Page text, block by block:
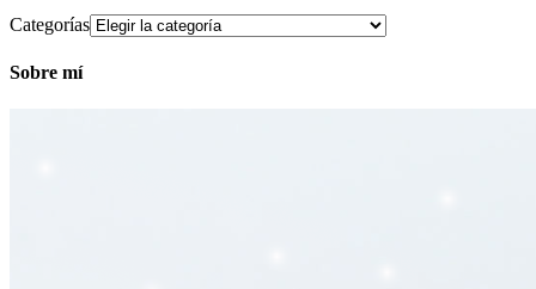
Categorías
Sobre mí